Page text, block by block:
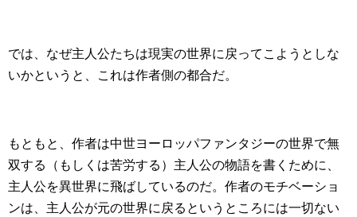
では、なぜ主人公たちは現実の世界に戻ってこようとしな
いかというと、これは作者側の都合だ。
もともと、作者は中世ヨーロッパファンタジーの世界で無
双する（もしくは苦労する）主人公の物語を書くために、
主人公を異世界に飛ばしているのだ。作者のモチベーショ
ンは、主人公が元の世界に戻るというところには一切ない